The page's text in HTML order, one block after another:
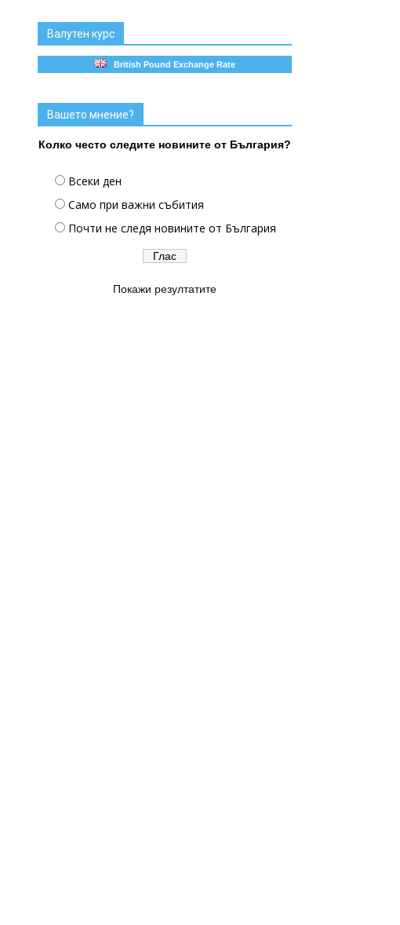
Валутен курс
British Pound Exchange Rate
Вашето мнение?
Колко често следите новините от България?
Всеки ден
Само при важни събития
Почти не следя новините от България
Покажи резултатите